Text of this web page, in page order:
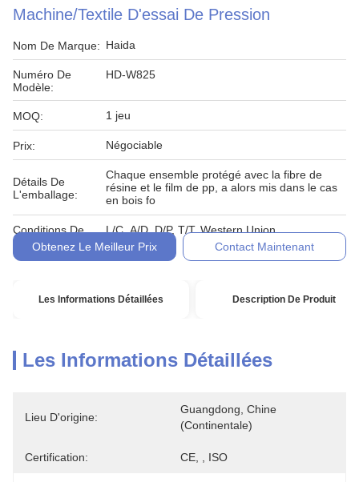
Machine/textile D'essai De Pression
Nom De Marque: Haida
Numéro De
Modèle:
HD-W825
MOQ: 1 jeu
Prix: Négociable
Détails De
L'emballage:
Chaque ensemble protégé avec la fibre de
résine et le film de pp, a alors mis dans le cas
en bois fo
Conditions De
Paiement:
L/C, A/D, D/P, T/T, Western Union,
Obtenez Le Meilleur Prix
Contact Maintenant
Les Informations Détaillées Description De Produit
Les Informations Détaillées
Lieu D'origine:
Guangdong, Chine
(continentale)
Certification: CE, , ISO